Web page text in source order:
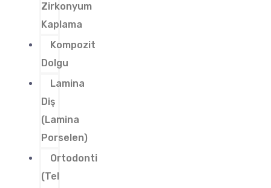
Zirkonyum
Kaplama
Kompozit
Dolgu
Lamina
Diş
(Lamina
Porselen)
Ortodonti
(Tel